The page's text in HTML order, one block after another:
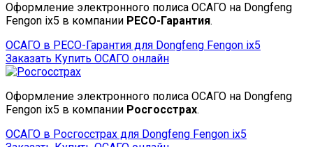
Оформление электронного полиса ОСАГО на Dongfeng
Fengon ix5 в компании РЕСО-Гарантия.
ОСАГО в РЕСО-Гарантия для Dongfeng Fengon ix5
Заказать Купить ОСАГО онлайн
Оформление электронного полиса ОСАГО на Dongfeng
Fengon ix5 в компании Росгосстрах.
ОСАГО в Росгосстрах для Dongfeng Fengon ix5